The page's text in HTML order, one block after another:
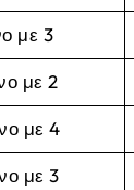
με 3
με 2
με 4
με 3